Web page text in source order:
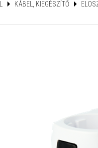
KÁBEL, KIEGÉSZÍTŐ